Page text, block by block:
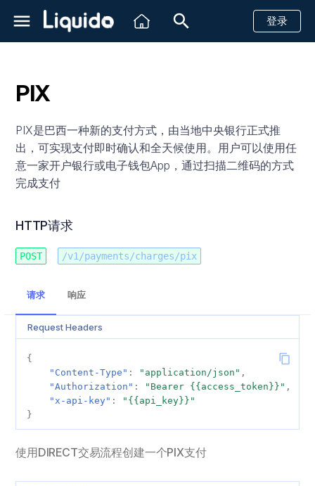
初
化
搜
引
擎
登录
简介
到账时间
沙箱测试
查询汇款状态
回调消息
查询汇款状态
回调消息
查询汇款状态
回调消息
智利
查询汇款状态
回调消息
秘鲁
查询汇款状态
回调消息
创建一个支付请求
预授权与结算
重定向支付
查询卡信息
分期付款
HTTP请求
使用DIRECT交易流程创建
一个PIX支付
使用REDIRECT交易流程创
Request Body 字段说明
创建一个带风控信息的支付
Payer 对象字段说明
创建一个支付请求
银行转账
现金支付
退款
查询支付状态
取消未完成的支付
创建一个支付请求
PSE转账
现金支付
退款
获取PSE金融机构列表
查询退款状态
创建一个支付请求
WebPay
Khipu
退款
查询支付状态
创建一个支付请求
现金支付
银行转账
退款
查询支付状态
创建一个支付请求
退款
查询支付状态
创建一个支付请求
退款
查询支付状态
创建一个支付请求
退款
查询支付状态
创建一个支付请求
退款
查询支付状态
创建一个支付请求
退款
查询支付状态
创建一个支付请求
退款
查询支付状态
创建一个支付请求
退款
查询支付状态
创建一个支付请求
退款
查询支付状态
创建一个支付请求
退款
查询支付状态
创建一个支付请求
退款
查询支付状态
创建一个支付请求
退款
查询支付状态
创建一个支付请求
退款
查询支付状态
计划ID
查询单个计划
查询所有计划
创建方案
创建多目的方案
查询单个方案
简介
创建虚拟账号
获取虚拟账号信息
简介
快速开始
参考文档
简介
API 查询支付链接详情
退款
仪表板
Shopify
Magento2
VTEX
简介
Http状态码
银行相关状态码
查看账户实时余额
查询账单数据
子商户
查询多个子账户余额
查询子商户流水
带风控信息的汇款
带风控信息的收款
简介
发送消息 付款成功提醒
恢复未支付款项
客户支持
回复消息
PIX
PIX是巴西一种新的支付方式，由当地中央银行正式推
出，可实现支付即时确认和全天候使用。用户可以使用任
意一家开户银行或电子钱包App，通过扫描二维码的方式
完成支付
HTTP请求
POST /v1/payments/charges/pix
请求 响应
Request Headers
{
"Content-Type" : "application/json" ,
"Authorization" : "Bearer {{access_token}}" ,
"x-api-key" :
"{{api_key}}"
}
使用DIRECT交易流程创建一个PIX支付